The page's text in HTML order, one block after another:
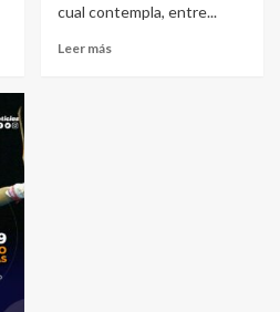
cual contempla, entre...
Leer más